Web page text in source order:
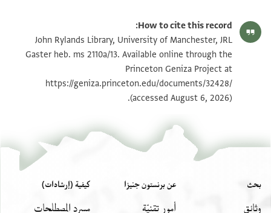
How to cite this record:
John Rylands Library, University of Manchester, JRL
Gaster heb. ms 2110a/13. Available online through the
Princeton Geniza Project at
https://geniza.princeton.edu/documents/32428/
(accessed August 6, 2026).
بحث
وثائق
عن برنستون جنيزا
أمور تِقنيّة
كيفية (إرشادات)
مسرد المصطلحات